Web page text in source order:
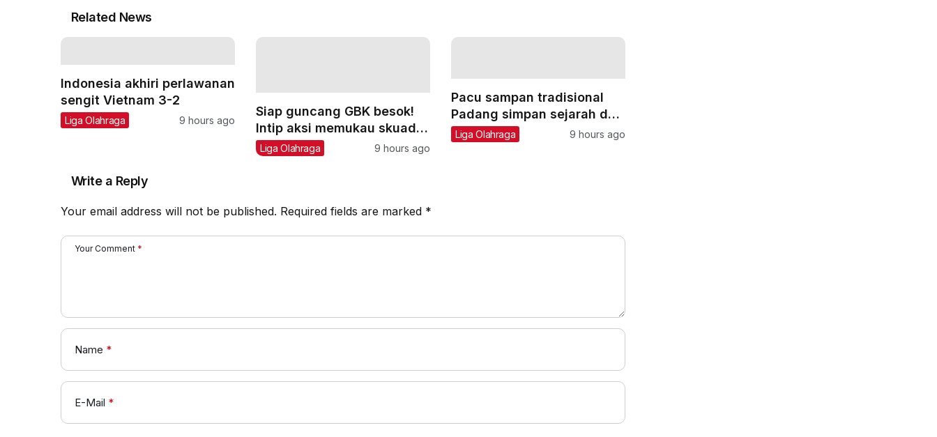
Related News
Indonesia akhiri perlawanan
sengit Vietnam 3-2
Liga Olahraga 9 hours ago
Siap guncang GBK besok!
Intip aksi memukau skuad
AC Milan di Senayan
Liga Olahraga 9 hours ago
Pacu sampan tradisional
Padang simpan sejarah dan
semangat kebersamaan
Liga Olahraga 9 hours ago
Write a Reply
Your email address will not be published. Required fields are marked *
Your Comment *
Name *
E-Mail *